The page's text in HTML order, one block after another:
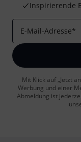
Inspirierende
E-Mail-Adresse*
Mit Klick auf „Jetzt
Werbung und einer
Abmeldung ist